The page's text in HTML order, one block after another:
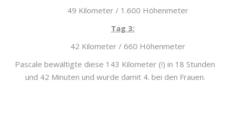
49 Kilometer / 1.600 Höhenmeter
Tag 3:
42 Kilometer / 660 Höhenmeter
Pascale bewältigte diese 143 Kilometer (!) in 18 Stunden
und 42 Minuten und wurde damit 4. bei den Frauen.